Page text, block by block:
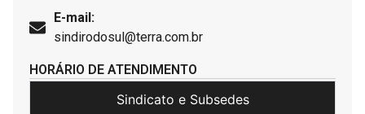
E-mail:
sindirodosul@terra.com.br
HORÁRIO DE ATENDIMENTO
Sindicato e Subsedes